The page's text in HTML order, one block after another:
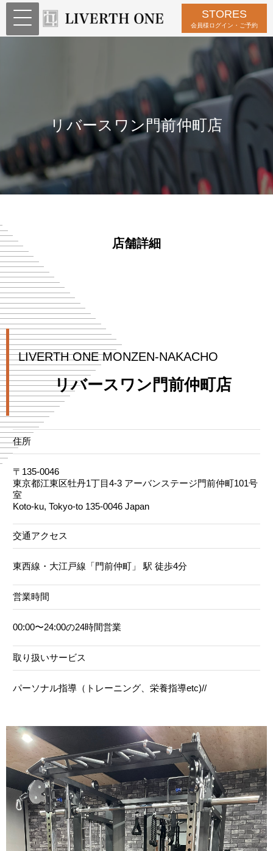
STORES
会員様ログイン・ご予約
リバースワン門前仲町店
店舗詳細
LIVERTH ONE MONZEN-NAKACHO
リバースワン門前仲町店
住所
〒135-0046
東京都江東区牡丹1丁目4-3 アーバンステージ門前仲町101号
室
Koto-ku, Tokyo-to 135-0046 Japan
交通アクセス
東西線・大江戸線「門前仲町」 駅 徒歩4分
営業時間
00:00〜24:00の24時間営業
取り扱いサービス
パーソナル指導（トレーニング、栄養指導etc)//